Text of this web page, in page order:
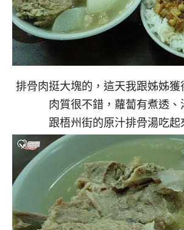
排骨肉挺大塊的，這天我跟姊姊
肉質很不錯，蘿蔔有煮透、
跟梧州街的原汁排骨湯吃起